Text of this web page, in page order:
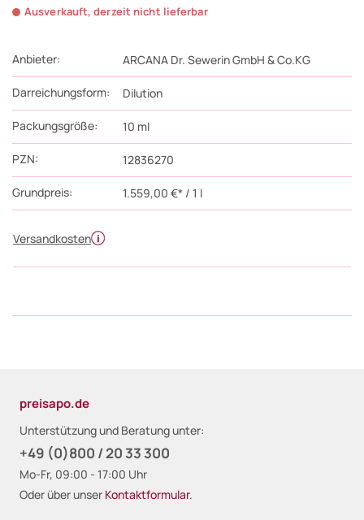
Versandkosten
Anbieter: ARCANA Dr. Sewerin GmbH & Co.KG
Darreichungsform: Dilution
Packungsgröße: 10 ml
PZN: 12836270
Grundpreis: 1.559,00 €* / 1 l
Ausverkauft, derzeit nicht lieferbar
preisapo.de
Unterstützung und Beratung unter:
+49 (0)800 / 20 33 300
Mo-Fr, 09:00 - 17:00 Uhr
Oder über unser Kontaktformular.